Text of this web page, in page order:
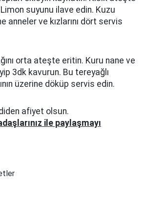
suyunu ilave edin. Kuzu
anneler ve kızlarını dört servis
orta ateşte eritin. Kuru nane ve
3dk kavurun. Bu tereyağlı
üzerine döküp servis edin.
afiyet olsun.
ile paylaşmayı